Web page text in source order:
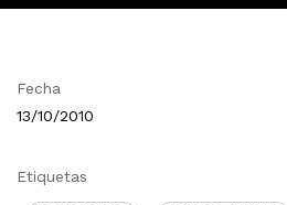
Fecha
13/10/2010
Etiquetas